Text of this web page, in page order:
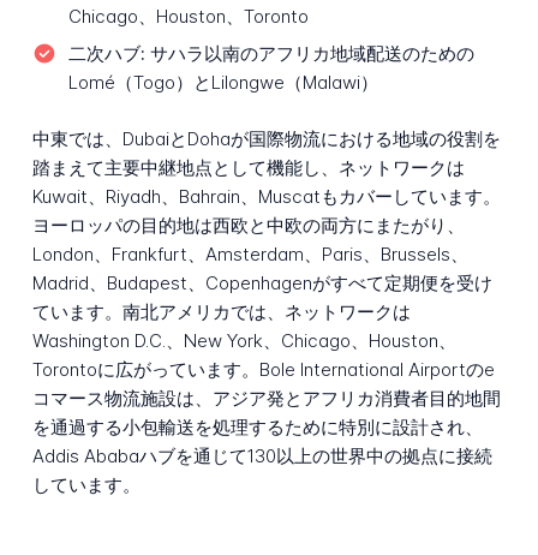
Chicago、Houston、Toronto
二次ハブ: サハラ以南のアフリカ地域配送のための
Lomé（Togo）とLilongwe（Malawi）
中東では、DubaiとDohaが国際物流における地域の役割を
踏まえて主要中継地点として機能し、ネットワークは
Kuwait、Riyadh、Bahrain、Muscatもカバーしています。
ヨーロッパの目的地は西欧と中欧の両方にまたがり、
London、Frankfurt、Amsterdam、Paris、Brussels、
Madrid、Budapest、Copenhagenがすべて定期便を受け
ています。南北アメリカでは、ネットワークは
Washington D.C.、New York、Chicago、Houston、
Torontoに広がっています。Bole International Airportのe
コマース物流施設は、アジア発とアフリカ消費者目的地間
を通過する小包輸送を処理するために特別に設計され、
Addis Ababaハブを通じて130以上の世界中の拠点に接続
しています。